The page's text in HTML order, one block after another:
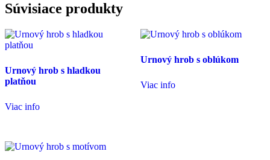
Súvisiace produkty
Urnový hrob s hladkou
platňou
Viac info
Urnový hrob s oblúkom
Viac info